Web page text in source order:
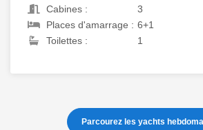
Cabines :
3
Places d'amarrage : 6+1
Toilettes :
1
Parcourez les yachts